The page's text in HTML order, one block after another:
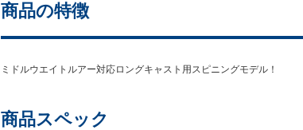
商品の特徴
ミドルウエイトルアー対応ロングキャスト用スピニングモデル！
商品スペック